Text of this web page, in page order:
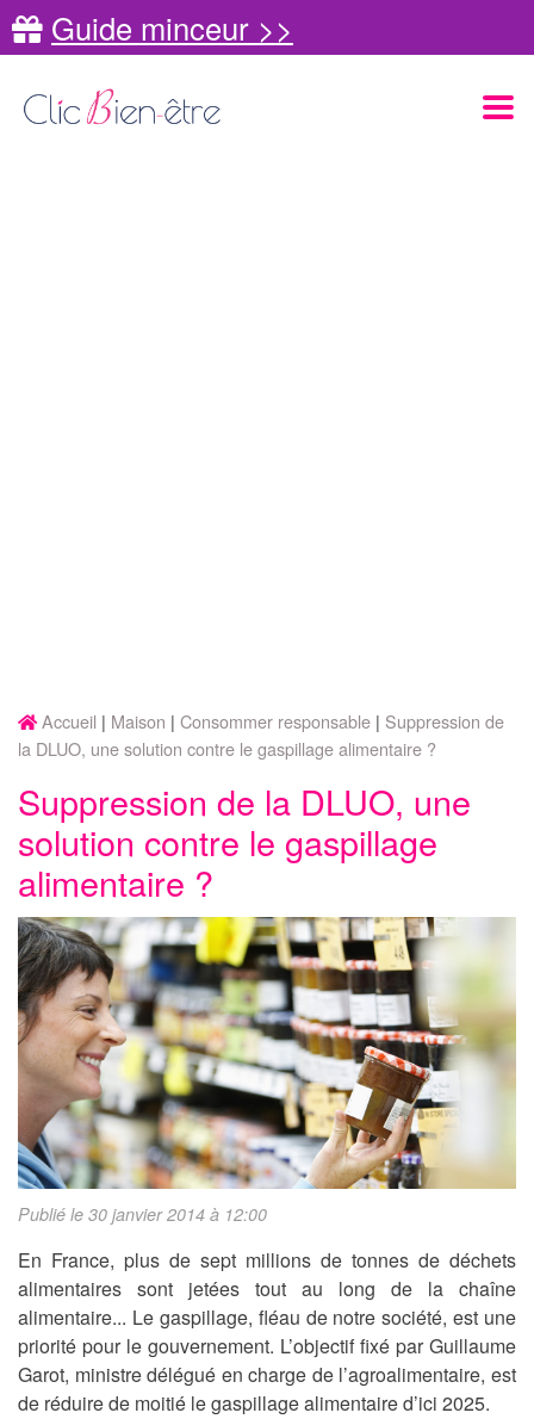
Guide minceur >>
Accueil Maison Consommer responsable
Suppression de
la DLUO, une solution contre le gaspillage alimentaire ?
Suppression de la DLUO, une
solution contre le gaspillage
alimentaire ?
Publié le 30 janvier 2014 à 12:00
En France, plus de sept millions de tonnes de déchets
alimentaires sont jetées tout au long de la chaîne
alimentaire... Le gaspillage, fléau de notre société, est une
priorité pour le gouvernement. L’objectif fixé par Guillaume
Garot, ministre délégué en charge de l’agroalimentaire, est
de réduire de moitié le gaspillage alimentaire d’ici 2025.